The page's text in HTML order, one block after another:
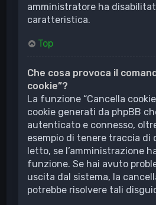
amministratore ha
caratteristica.
Top
Che cosa provoca il
cookie”?
La funzione “Cancella
cookie generati da phpBB
autenticato e connesso,
esempio di tenere traccia di
letto, se l’amministrazione
funzione. Se hai avuto
uscita dal sistema, la
potrebbe risolvere tali